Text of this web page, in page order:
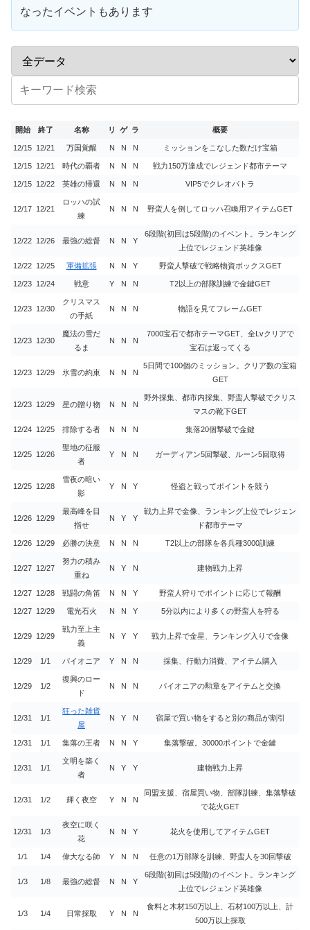
なったイベントもあります
開始 終了 名称 リ ゲ ラ 概要
12/15 12/21 万国覚醒 N N N ミッションをこなした数だけ宝箱
12/15 12/21 時代の覇者 N N N 戦力150万達成でレジェンド都市テーマ
12/15 12/22 英雄の帰還 N N N VIP5でクレオパトラ
12/17 12/21
ロッハの試
練
N N N 野蛮人を倒してロッハ召喚用アイテムGET
12/22 12/26 最強の総督 N N Y
6段階(初回は5段階)のイベント。ランキング
上位でレジェンド英雄像
12/22 12/25 軍備拡張 N N Y 野蛮人撃破で戦略物資ボックスGET
12/23 12/24 戦意 Y N N T2以上の部隊訓練で金鍵GET
12/23 12/30
クリスマス
の手紙
N N N 物語を見てフレームGET
12/23 12/30
魔法の雪だ
るま
N N N
7000宝石で都市テーマGET、全Lvクリアで
宝石は返ってくる
12/23 12/29 氷雪の約束 N N N
5日間で100個のミッション。クリア数の宝箱
GET
12/23 12/29 星の贈り物 N N N
野外採集、都市内採集、野蛮人撃破でクリス
マスの靴下GET
12/24 12/25 排除する者 N N N 集落20個撃破で金鍵
12/25 12/26
聖地の征服
者
Y N N ガーディアン5回撃破、ルーン5回取得
12/25 12/28
雪夜の暗い
影
Y N Y 怪盗と戦ってポイントを競う
12/26 12/29
最高峰を目
指せ
N Y Y
戦力上昇で金像、ランキング上位でレジェン
ド都市テーマ
12/26 12/29 必勝の決意 N N N T2以上の部隊を各兵種3000訓練
12/27 12/27
努力の積み
重ね
N Y N 建物戦力上昇
12/27 12/28 戦闘の角笛 N N Y 野蛮人狩りでポイントに応じて報酬
12/27 12/29 電光石火 N N Y 5分以内により多くの野蛮人を狩る
12/29 12/29
戦力至上主
義
N Y Y 戦力上昇で金星、ランキング入りで金像
12/29 1/1 パイオニア Y N N 採集、行動力消費、アイテム購入
12/29 1/2
復興のロー
ド
N N N パイオニアの勲章をアイテムと交換
12/31 1/1
狂った雑貨
屋
N Y N 宿屋で買い物をすると別の商品が割引
12/31 1/1 集落の王者 N N Y 集落撃破。30000ポイントで金鍵
12/31 1/1
文明を築く
者
N Y Y 建物戦力上昇
12/31 1/2 輝く夜空 Y N N
同盟支援、宿屋買い物、部隊訓練、集落撃破
で花火GET
12/31 1/3
夜空に咲く
花
N N Y 花火を使用してアイテムGET
1/1 1/4 偉大なる師 Y N N 任意の1万部隊を訓練、野蛮人を30回撃破
1/3 1/8 最強の総督 N N Y
6段階(初回は5段階)のイベント。ランキング
上位でレジェンド英雄像
1/3 1/4 日常採取 Y N N
食料と木材150万以上、石材100万以上、計
500万以上採取